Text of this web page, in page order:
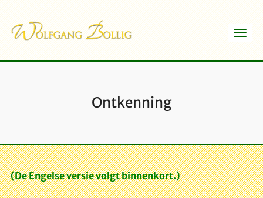
Ontkenning
(De Engelse versie volgt binnenkort.)